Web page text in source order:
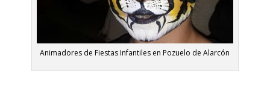
Animadores de Fiestas Infantiles en Pozuelo de Alarcón